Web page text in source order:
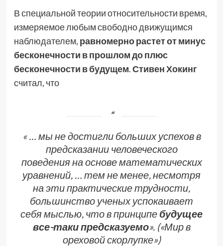
В специальной теории относительности время,
измеряемое любым свободно движущимся
наблюдателем, равномерно растет от минус
бесконечности в прошлом до плюс
бесконечности в будущем.Стивен Хокинг
считал, что
« … мы не достигли больших успехов в
предсказании человеческого
поведения на основе математических
уравнений, … тем не менее, несмотря
на эти практические трудности,
большинство ученых успокаивает
себя мыслью, что в принципе будущее
все-таки предсказуемо». («Мир в
ореховой скорлупке»)